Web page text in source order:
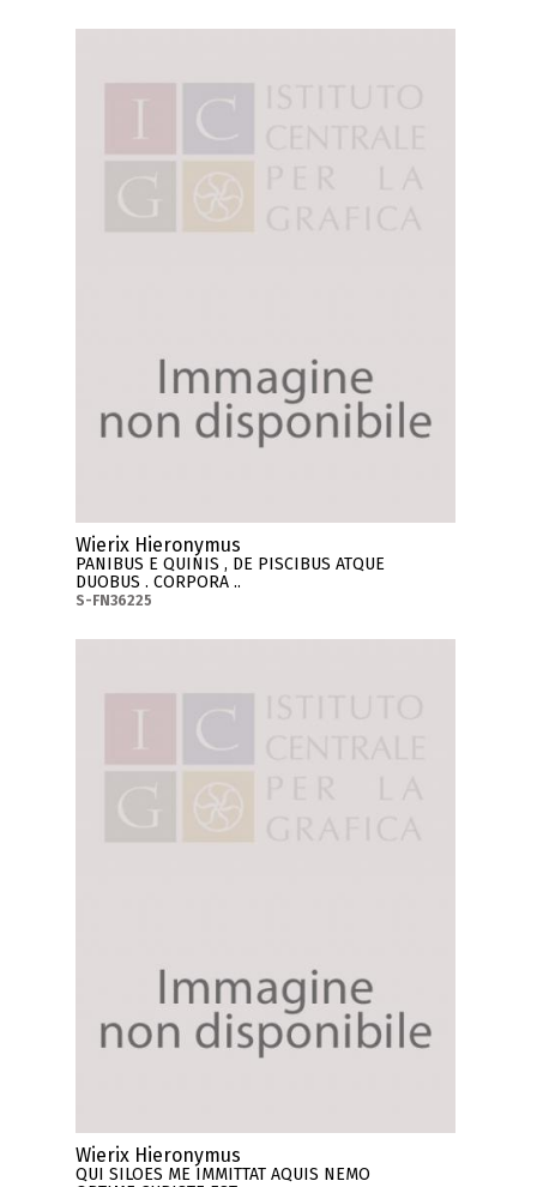
Wierix Hieronymus
PANIBUS E QUINIS , DE PISCIBUS ATQUE
DUOBUS . CORPORA ..
S-FN36225
Wierix Hieronymus
QUI SILOES ME IMMITTAT AQUIS NEMO